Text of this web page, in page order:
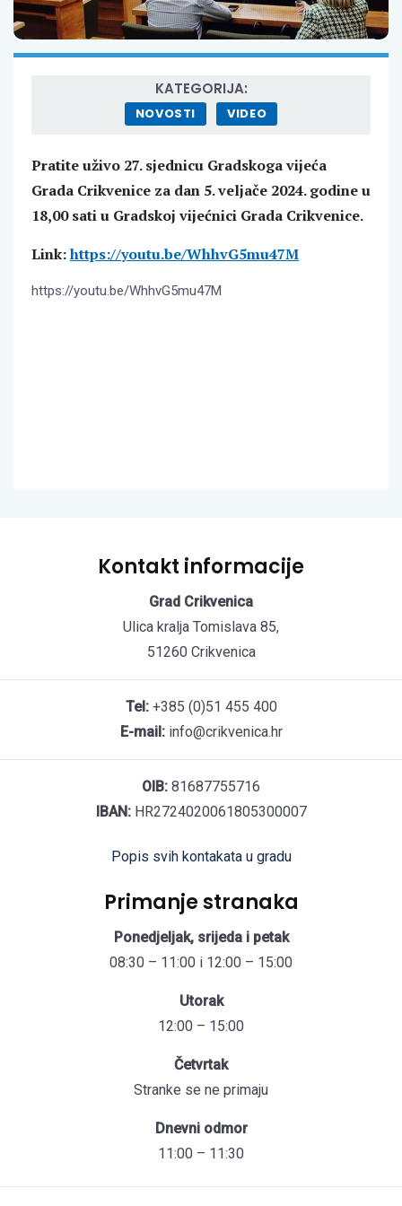
KATEGORIJA:
NOVOSTI VIDEO
Pratite uživo 27. sjednicu Gradskoga vijeća
Grada Crikvenice za dan 5. veljače 2024. godine u
18,00 sati u Gradskoj vijećnici Grada Crikvenice.
Link:https://youtu.be/WhhvG5mu47M
https://youtu.be/WhhvG5mu47M
Kontakt informacije
Grad Crikvenica
Ulica kralja Tomislava 85,
51260 Crikvenica
Tel:+385 (0)51 455 400
E-mail:info@crikvenica.hr
OIB: 81687755716
IBAN:HR2724020061805300007
Popis svih kontakata u gradu
Primanje stranaka
Ponedjeljak, srijeda i petak
08:30 – 11:00 i 12:00 – 15:00
Utorak
12:00 – 15:00
Četvrtak
Stranke se ne primaju
Dnevni odmor
11:00 – 11:30